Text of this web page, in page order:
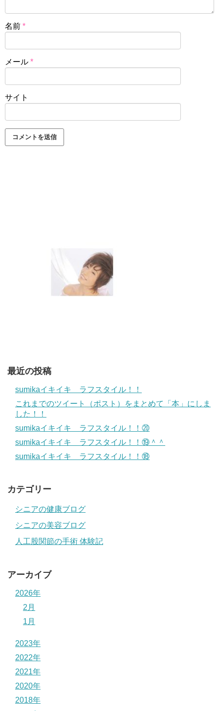
名前 *
メール *
サイト
最近の投稿
sumikaイキイキ ラフスタイル！！
これまでのツイート（ポスト）をまとめて「本」にしま
した！！
sumikaイキイキ ラフスタイル！！⑳
sumikaイキイキ ラフスタイル！！⑲＾＾
sumikaイキイキ ラフスタイル！！⑱
カテゴリー
シニアの健康ブログ
シニアの美容ブログ
人工股関節の手術 体験記
アーカイブ
2026年
2月
1月
2023年
2022年
2021年
2020年
2018年